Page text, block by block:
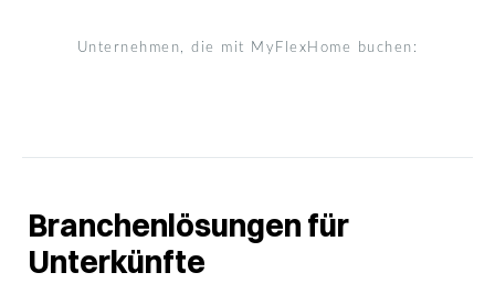
Unternehmen, die mit MyFlexHome buchen:
Branchenlösungen für
Unterkünfte